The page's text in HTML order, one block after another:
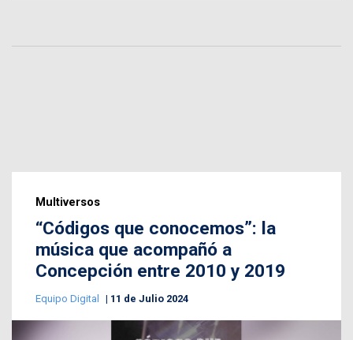
Multiversos
“Códigos que conocemos”: la
música que acompañó a
Concepción entre 2010 y 2019
Equipo Digital 11 de Julio 2024